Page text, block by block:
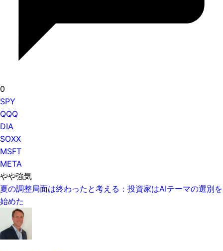
0
SPY
QQQ
DIA
SOXX
MSFT
META
やや強気
夏の調整局面は終わったと考える：投資家はAIテーマの選別を
始めた